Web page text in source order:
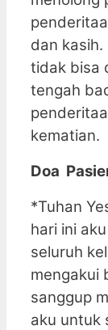
dan
tidak bisa
tengah
kematian.
Doa
*Tuhan
hari ini
seluruh
mengakui
sanggup
aku untuk